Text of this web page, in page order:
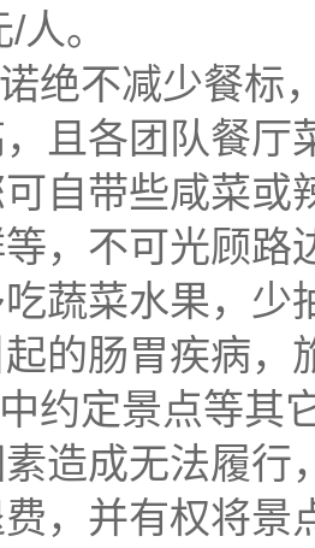
。
绝不减少餐标
且各团队餐厅
自带些咸菜或
，不可光顾路
蔬菜水果，少
的肠胃疾病，
约定景点等其
造成无法履行
，并有权将景